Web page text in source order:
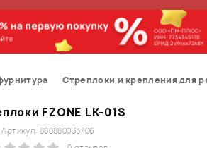
Стреплоки и крепления для
FZONE LK-01S
Артикул: 888880033706